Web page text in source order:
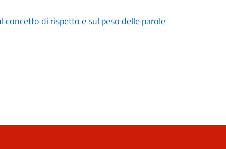
di rispetto e sul peso delle parole